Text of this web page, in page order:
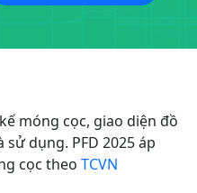
móng cọc, giao diện đồ
dụng. PFD 2025 áp
cọc theo TCVN